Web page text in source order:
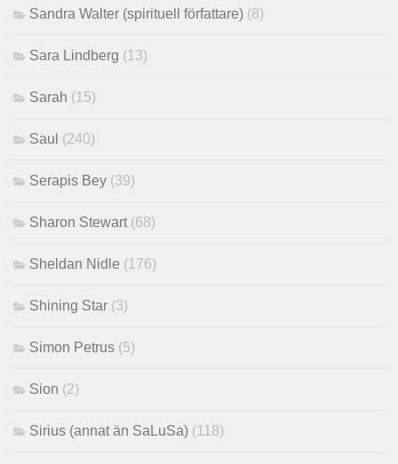
Sandra Walter (spirituell författare) (8)
Sara Lindberg (13)
Sarah (15)
Saul (240)
Serapis Bey (39)
Sharon Stewart (68)
Sheldan Nidle (176)
Shining Star (3)
Simon Petrus (5)
Sion (2)
Sirius (annat än SaLuSa) (118)